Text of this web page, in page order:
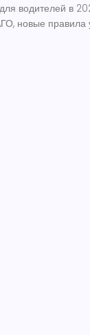
водителей в
новые правила